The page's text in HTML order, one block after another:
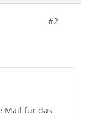
#2
Mail für das